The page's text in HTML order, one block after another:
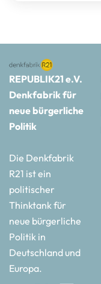
REPUBLIK21 e.V.
Denkfabrik für
neue bürgerliche
Politik
Die Denkfabrik
R21 ist ein
politischer
Thinktank für
neue bürgerliche
Politik in
Deutschland und
Europa.